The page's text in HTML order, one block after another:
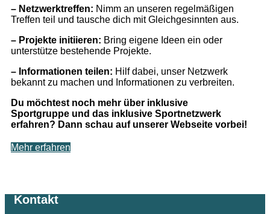
– Netzwerktreffen: Nimm an unseren regelmäßigen
Treffen teil und tausche dich mit Gleichgesinnten aus.
– Projekte initiieren: Bring eigene Ideen ein oder
unterstütze bestehende Projekte.
– Informationen teilen: Hilf dabei, unser Netzwerk
bekannt zu machen und Informationen zu verbreiten.
Du möchtest noch mehr über inklusive
Sportgruppe und das inklusive Sportnetzwerk
erfahren? Dann schau auf unserer Webseite vorbei!
Mehr erfahren
Kontakt